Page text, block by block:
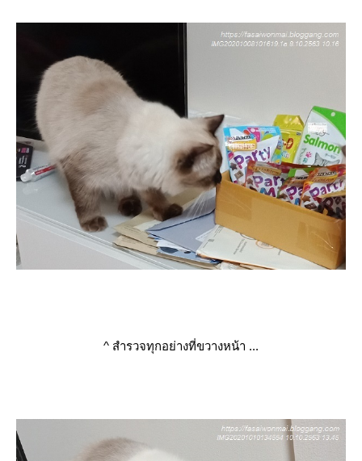
^ สำรวจทุกอย่างที่ขวางหน้า ...